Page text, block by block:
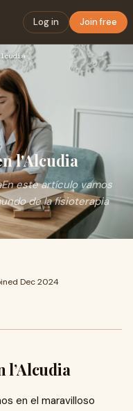
Log in Join free
l'Alcudia
este artículo vamos
de la fisioterapia
Dec 2024
l’Alcudia
en el maravilloso